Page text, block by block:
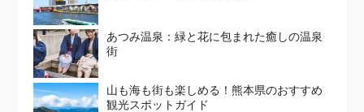
あつみ温泉：緑と花に包まれた癒しの温泉
街
山も海も街も楽しめる！熊本県のおすすめ
観光スポットガイド